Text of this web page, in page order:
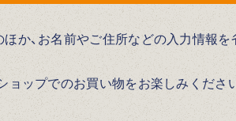
か、お名前やご住所などの入力情報を
ョップでのお買い物をお楽しみくださ